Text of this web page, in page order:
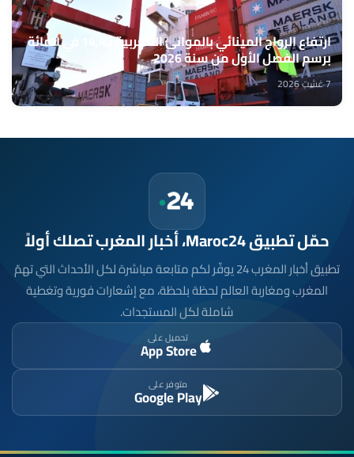
ارتفاع الرواج المينائي بالموانئ المغربية بـ14,4 في المائة
برسم الفصل الأول من سنة 2026
7 غشت 2026
حمّل تطبيق Maroc24، أخبار المغرب تصلك أولاً
تطبيق أخبار المغرب 24 يوفّر لكم متابعة مباشرة لكل الأحداث التي تهمّ
المغرب ومغاربة العالم لحظة بلحظة، مع إشعارات فورية وتغطية
شاملة لكل المستجدات.
تحميل على
App Store
متوفر على
Google Play